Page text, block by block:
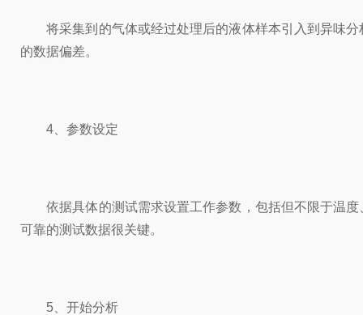
将采集到的气体或经过处理后的液体样本引入到异味分
的数据偏差。
4、参数设定
依据具体的测试需求设置工作参数，包括但不限于温度
可靠的测试数据很关键。
5、开始分析